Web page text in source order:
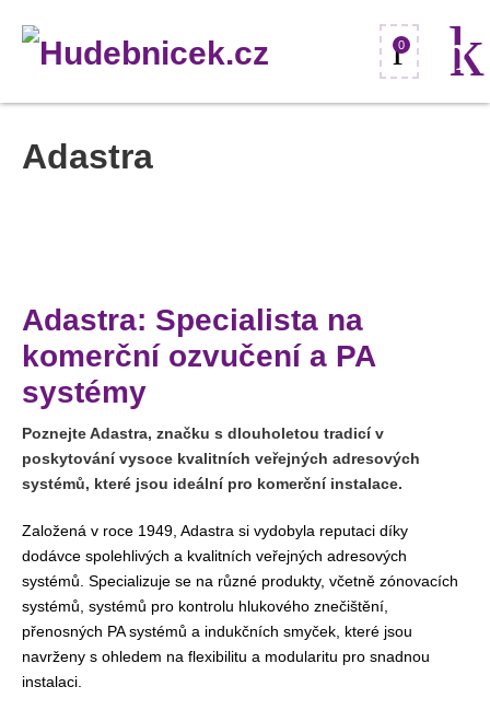
0
Adastra
Adastra: Specialista na
komerční ozvučení a PA
systémy
Poznejte Adastra, značku s dlouholetou tradicí v
poskytování vysoce kvalitních veřejných adresových
systémů, které jsou ideální pro komerční instalace.
Založená v roce 1949, Adastra si vydobyla reputaci díky
dodávce spolehlivých a kvalitních veřejných adresových
systémů. Specializuje se na různé produkty, včetně zónovacích
systémů, systémů pro kontrolu hlukového znečištění,
přenosných PA systémů a indukčních smyček, které jsou
navrženy s ohledem na flexibilitu a modularitu pro snadnou
instalaci.